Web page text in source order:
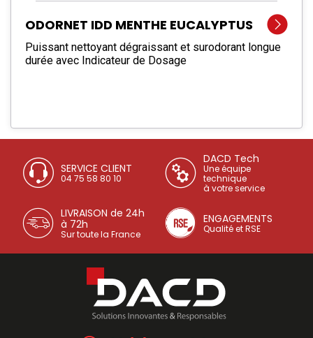
ODORNET IDD MENTHE EUCALYPTUS
Puissant nettoyant dégraissant et surodorant longue
durée avec Indicateur de Dosage
SERVICE CLIENT
04 75 58 80 10
DACD Tech
Une équipe
technique
à votre service
LIVRAISON de 24h
à 72h
Sur toute la France
ENGAGEMENTS
Qualité et RSE